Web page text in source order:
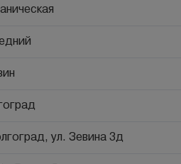
ул. Зевина 3д